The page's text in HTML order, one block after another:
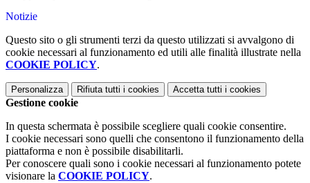
Notizie
Questo sito o gli strumenti terzi da questo utilizzati si avvalgono di
cookie necessari al funzionamento ed utili alle finalità illustrate nella
COOKIE POLICY.
Personalizza Rifiuta tutti i cookies Accetta tutti i cookies
Gestione cookie
In questa schermata è possibile scegliere quali cookie consentire.
I cookie necessari sono quelli che consentono il funzionamento della
piattaforma e non è possibile disabilitarli.
Per conoscere quali sono i cookie necessari al funzionamento potete
visionare la COOKIE POLICY.